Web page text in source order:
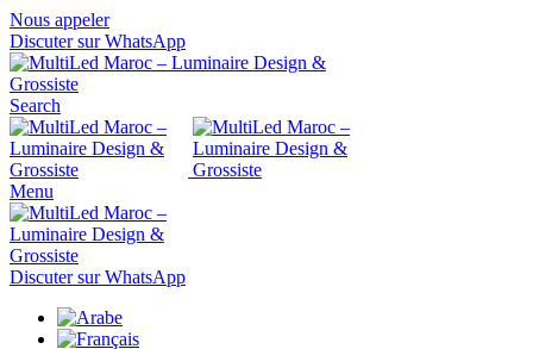
Nous appeler
Discuter sur WhatsApp
Search
Menu
Discuter sur WhatsApp